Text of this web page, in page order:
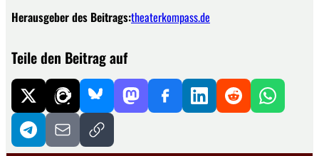
Herausgeber des Beitrags:theaterkompass.de
Teile den Beitrag auf